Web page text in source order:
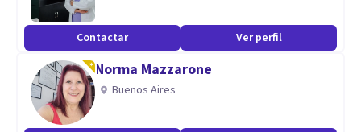
Contactar Ver perfil
Norma Mazzarone
Buenos Aires